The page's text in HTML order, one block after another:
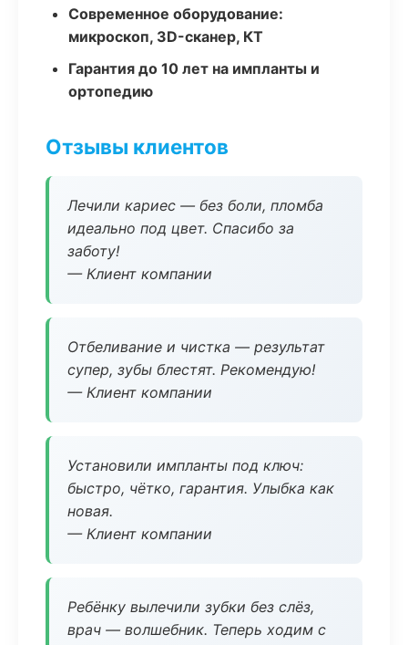
Современное оборудование:
микроскоп, 3D-сканер, КТ
Гарантия до 10 лет на импланты и
ортопедию
Отзывы клиентов
Лечили кариес — без боли, пломба
идеально под цвет. Спасибо за
заботу!
— Клиент компании
Отбеливание и чистка — результат
супер, зубы блестят. Рекомендую!
— Клиент компании
Установили импланты под ключ:
быстро, чётко, гарантия. Улыбка как
новая.
— Клиент компании
Ребёнку вылечили зубки без слёз,
врач — волшебник. Теперь ходим с